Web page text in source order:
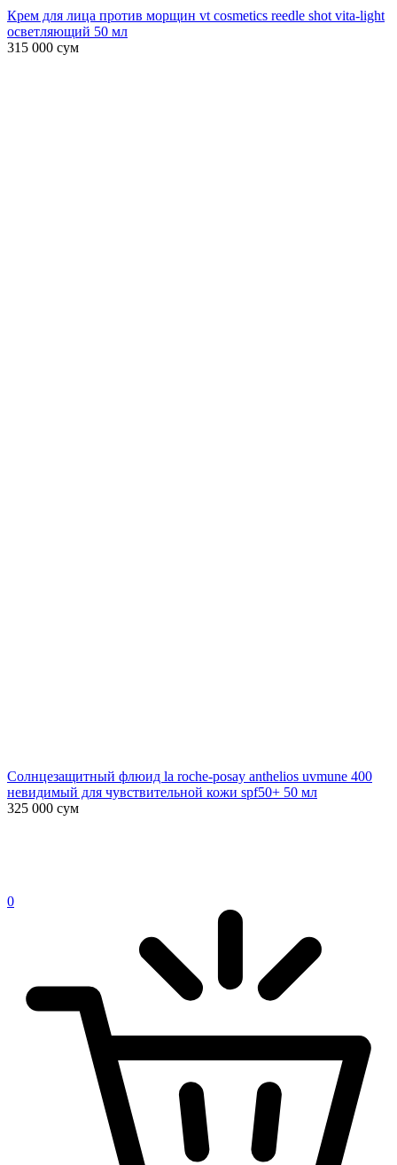
Крем для лица против морщин vt cosmetics reedle shot vita-light
осветляющий 50 мл
315 000 сум
Солнцезащитный флюид la roche-posay anthelios uvmune 400
невидимый для чувствительной кожи spf50+ 50 мл
325 000 сум
0